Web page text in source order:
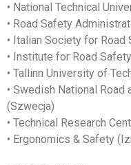
• National Technical
• Road Safety
• Italian Society for Road
• Institute for Road
• Tallinn University of
• Swedish National
(Szwecja)
• Technical Research
• Ergonomics & Safety